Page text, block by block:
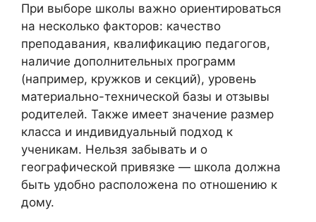
При выборе школы важно ориентироваться
на несколько факторов: качество
преподавания, квалификацию педагогов,
наличие дополнительных программ
(например, кружков и секций), уровень
материально-технической базы и отзывы
родителей. Также имеет значение размер
класса и индивидуальный подход к
ученикам. Нельзя забывать и о
географической привязке — школа должна
быть удобно расположена по отношению к
дому.